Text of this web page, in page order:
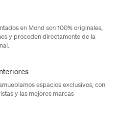
en Mohd son 100% originales,
y proceden directamente de la
espacios exclusivos, con
y las mejores marcas